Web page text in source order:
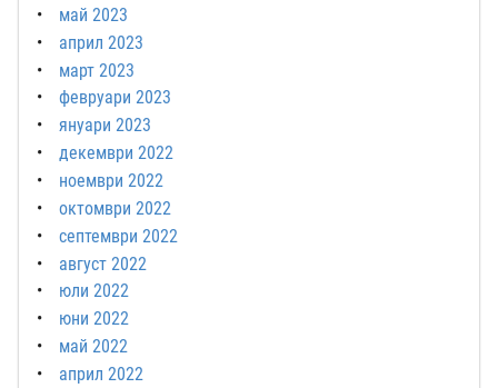
май 2023
април 2023
март 2023
февруари 2023
януари 2023
декември 2022
ноември 2022
октомври 2022
септември 2022
август 2022
юли 2022
юни 2022
май 2022
април 2022